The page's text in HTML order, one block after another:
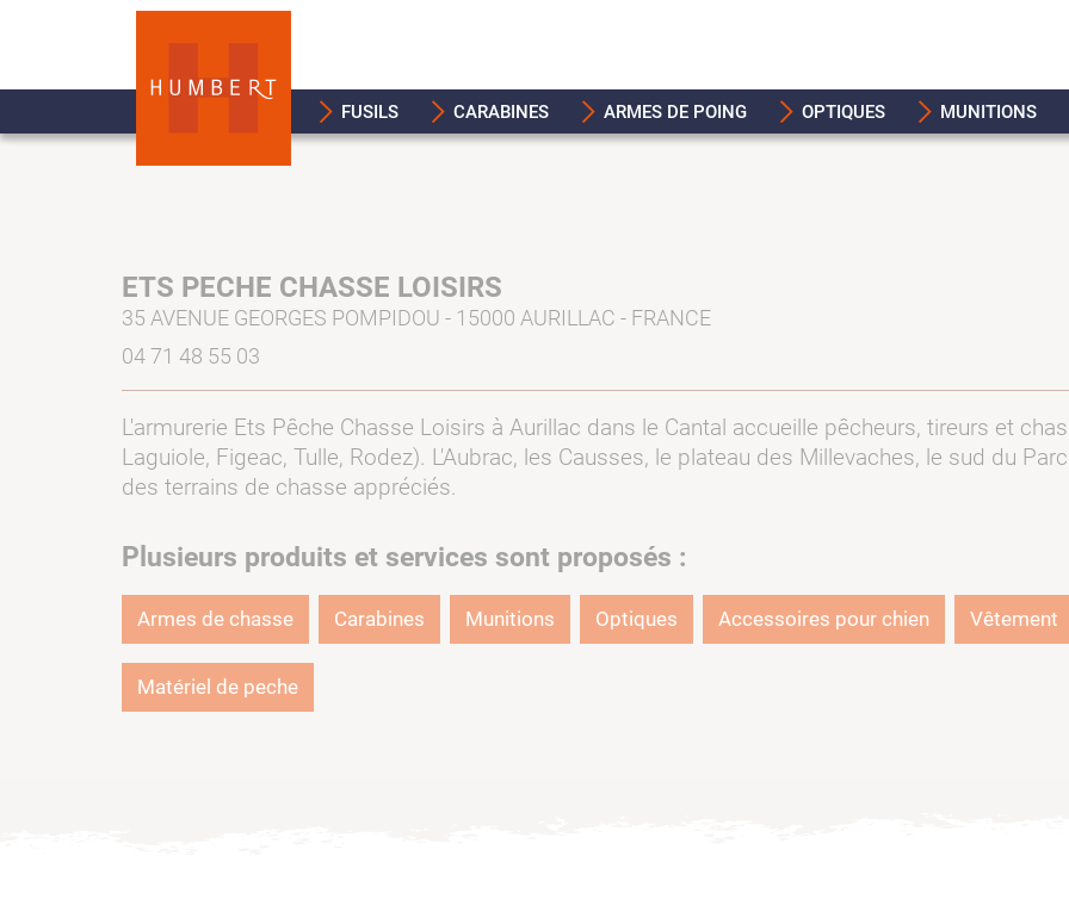
FUSILS CARABINES ARMES DE POING OPTIQUES MUNITIONS
ETS PECHE CHASSE LOISIRS
35 AVENUE GEORGES POMPIDOU - 15000 AURILLAC - FRANCE
04 71 48 55 03
L'armurerie Ets Pêche Chasse Loisirs à Aurillac dans le Cantal accueille pêcheurs, tireurs et
Laguiole, Figeac, Tulle, Rodez). L'Aubrac, les Causses, le plateau des Millevaches, le sud du
des terrains de chasse appréciés.
Plusieurs produits et services sont proposés :
Armes de chasse Carabines Munitions Optiques Accessoires pour chien Vêtement
Matériel de peche